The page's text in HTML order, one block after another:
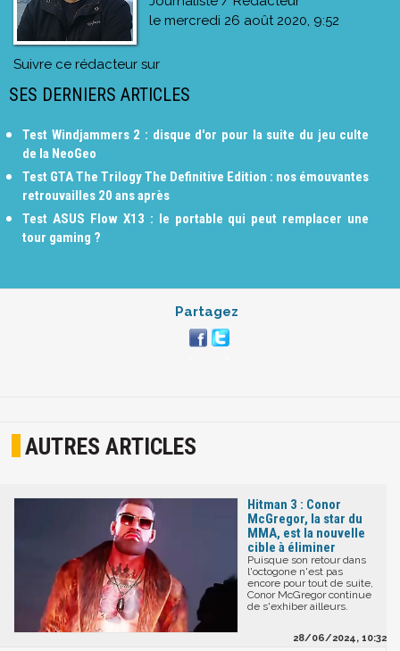
le mercredi 26 août 2020, 9:52
Suivre ce rédacteur sur
SES DERNIERS ARTICLES
Test Windjammers 2 : disque d'or pour la suite du jeu culte
de la NeoGeo
Test GTA The Trilogy The Definitive Edition : nos émouvantes
retrouvailles 20 ans après
Test ASUS Flow X13 : le portable qui peut remplacer une
tour gaming ?
Partagez
AUTRES ARTICLES
Hitman 3 : Conor
McGregor, la star du
MMA, est la nouvelle
cible à éliminer
Puisque son retour dans
l'octogone n'est pas
encore pour tout de suite,
Conor McGregor continue
de s'exhiber ailleurs.
28/06/2024, 10:32